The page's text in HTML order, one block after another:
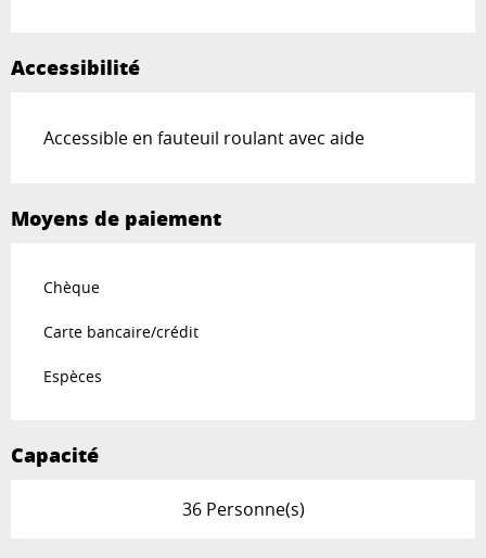
Accessibilité
Accessible en fauteuil roulant avec aide
Moyens de paiement
Chèque
Carte bancaire/crédit
Espèces
Capacité
36 Personne(s)